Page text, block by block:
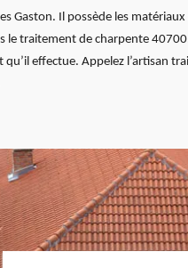
Gaston. Il possède les
traitement de charpente
effectue. Appelez l’artisan